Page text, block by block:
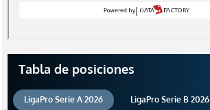
Tabla de posiciones
LigaPro Serie A 2026 LigaPro Serie B 2026